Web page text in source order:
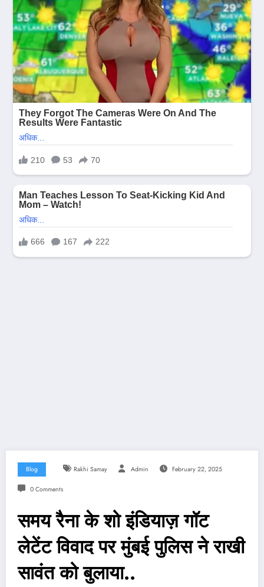
Blog Rakhi Samay Admin February 22, 2025
0 Comments
समय रैना के शो इंडियाज़ गॉट
लेटेंट विवाद पर मुंबई पुलिस ने राखी
सावंत को बुलाया..